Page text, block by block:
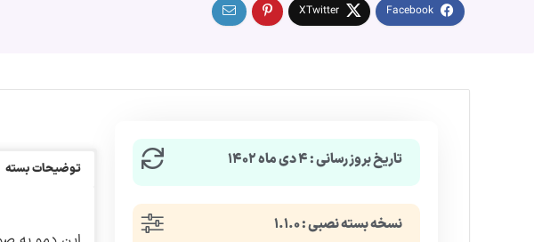
تاریخ بروزرسانی : ۴ دی ماه ۱۴۰۲
نسخه بسته نصبی : ۱.۱.۰
توضیحات بسته